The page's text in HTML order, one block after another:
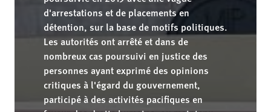
d'arrestations et de placements en
détention, sur la base de motifs politiques.
Les autorités ont arrêté et dans de
nombreux cas poursuivi en justice des
personnes ayant exprimé des opinions
critiques à l'égard du gouvernement,
participé à des activités pacifiques en